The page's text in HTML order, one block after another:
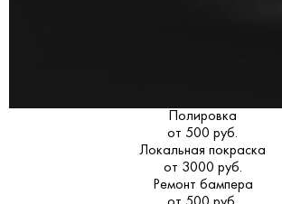
Полировка
от 500 руб.
Локальная покраска
от 3000 руб.
Ремонт бампера